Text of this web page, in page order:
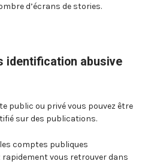
d’écrans de stories.
identification abusive
public ou privé vous pouvez être
sur des publications.
comptes publiques
vous retrouver dans